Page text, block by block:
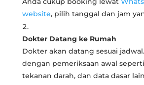
website, pilih tanggal dan jam
Dokter Datang ke Rumah
Dokter akan datang sesuai
dengan pemeriksaan awal
tekanan darah, dan data dasar